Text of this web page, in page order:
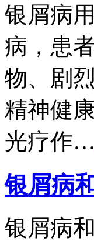
银屑病
病，患
物、剧
精神健
光疗作…
银屑病
银屑病